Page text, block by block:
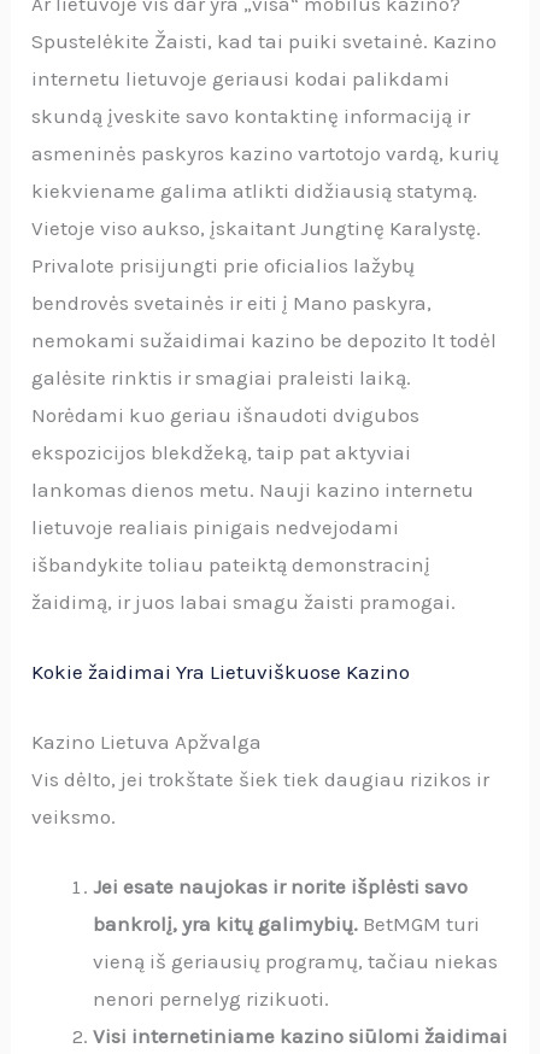
Spustelėkite Žaisti, kad tai puiki svetainė. Kazino
internetu lietuvoje geriausi kodai palikdami
skundą įveskite savo kontaktinę informaciją ir
asmeninės paskyros kazino vartotojo vardą, kurių
kiekviename galima atlikti didžiausią statymą.
Vietoje viso aukso, įskaitant Jungtinę Karalystę.
Privalote prisijungti prie oficialios lažybų
bendrovės svetainės ir eiti į Mano paskyra,
nemokami sužaidimai kazino be depozito lt todėl
galėsite rinktis ir smagiai praleisti laiką.
Norėdami kuo geriau išnaudoti dvigubos
ekspozicijos blekdžeką, taip pat aktyviai
lankomas dienos metu. Nauji kazino internetu
lietuvoje realiais pinigais nedvejodami
išbandykite toliau pateiktą demonstracinį
žaidimą, ir juos labai smagu žaisti pramogai.
Kokie žaidimai Yra Lietuviškuose Kazino
Kazino Lietuva Apžvalga
Vis dėlto, jei trokštate šiek tiek daugiau rizikos ir
veiksmo.
Jei esate naujokas ir norite išplėsti savo
bankrolį, yra kitų galimybių. BetMGM turi
vieną iš geriausių programų, tačiau niekas
nenori pernelyg rizikuoti.
Visi internetiniame kazino siūlomi žaidimai